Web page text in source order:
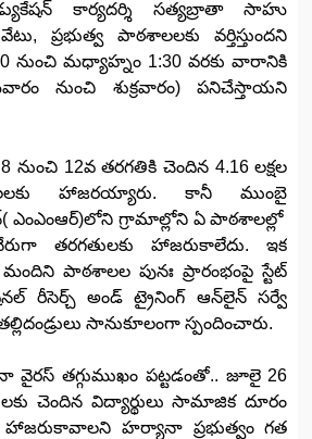
కార్యదర్శి సత్యబ్రాతా సాహు
ప్రభుత్వ పాఠశాలలకు వర్తిస్తుందని
మధ్యాహ్నం 1:30 వరకు వారానికి
నుంచి శుక్రవారం) పనిచేస్తాయని
12వ తరగతికి చెందిన 4.16 లక్షల
హాజరయ్యారు. కానీ ముంబై
గ్రామాల్లోని ఏ పాఠశాలల్లో
తరగతులకు హాజరుకాలేదు. ఇక
మందిని పాఠశాలల పునః ప్రారంభంపై స్టేట్
రీసెర్చ్ అండ్ ట్రైనింగ్ ఆన్‌లైన్ సర్వే
సానుకూలంగా స్పందించారు.
వైరస్‌ తగ్గుముఖం పట్టడంతో.. జూలై 26
చెందిన విద్యార్థులు సామాజిక దూరం
హాజరుకావాలని హర్యానా ప్రభుత్వం గత